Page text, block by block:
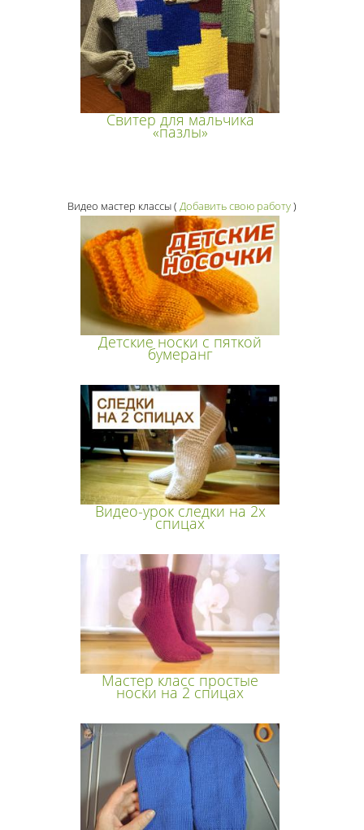
Свитер для мальчика
«пазлы»
Видео мастер классы( Добавить свою работу)
Детские носки с пяткой
бумеранг
Видео-урок следки на 2х
спицах
Мастер класс простые
носки на 2 спицах